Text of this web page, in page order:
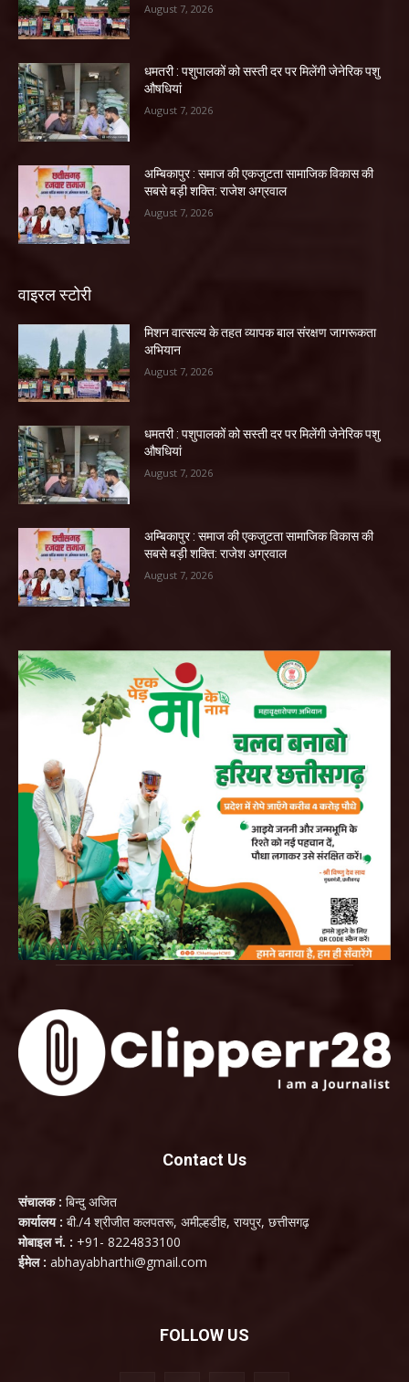
August 7, 2026
धमतरी : पशुपालकों को सस्ती दर पर मिलेंगी जेनेरिक पशु
औषधियां
August 7, 2026
अम्बिकापुर : समाज की एकजुटता सामाजिक विकास की
सबसे बड़ी शक्ति: राजेश अग्रवाल
August 7, 2026
वाइरल स्टोरी
मिशन वात्सल्य के तहत व्यापक बाल संरक्षण जागरूकता
अभियान
August 7, 2026
धमतरी : पशुपालकों को सस्ती दर पर मिलेंगी जेनेरिक पशु
औषधियां
August 7, 2026
अम्बिकापुर : समाज की एकजुटता सामाजिक विकास की
सबसे बड़ी शक्ति: राजेश अग्रवाल
August 7, 2026
Contact Us
संचालक : बिन्दु अजित
कार्यालय : बी./4 श्रीजीत कलपतरू, अमील्हडीह, रायपुर, छत्तीसगढ़
मोबाइल नं. : +91- 8224833100
ईमेल : abhayabharthi@gmail.com
FOLLOW US